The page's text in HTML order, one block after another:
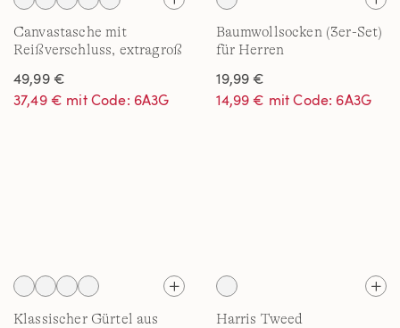
Canvastasche mit
Reißverschluss, extragroß
49,99 €
37,49 € mit Code: 6A3G
Baumwollsocken (3er-Set)
für Herren
19,99 €
14,99 € mit Code: 6A3G
Klassischer Gürtel aus
Harris Tweed